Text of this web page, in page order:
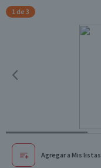
1 de 3
Agregar a Mis listas